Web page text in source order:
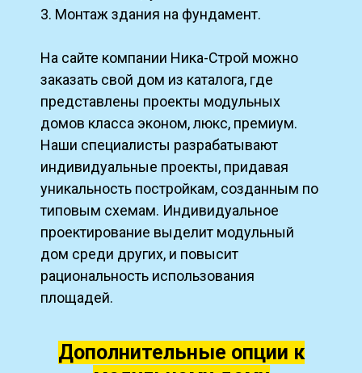
3. Монтаж здания на фундамент.
На сайте компании Ника-Строй можно
заказать свой дом из каталога, где
представлены проекты модульных
домов класса эконом, люкс, премиум.
Наши специалисты разрабатывают
индивидуальные проекты, придавая
уникальность постройкам, созданным по
типовым схемам. Индивидуальное
проектирование выделит модульный
дом среди других, и повысит
рациональность использования
площадей.
Дополнительные опции к